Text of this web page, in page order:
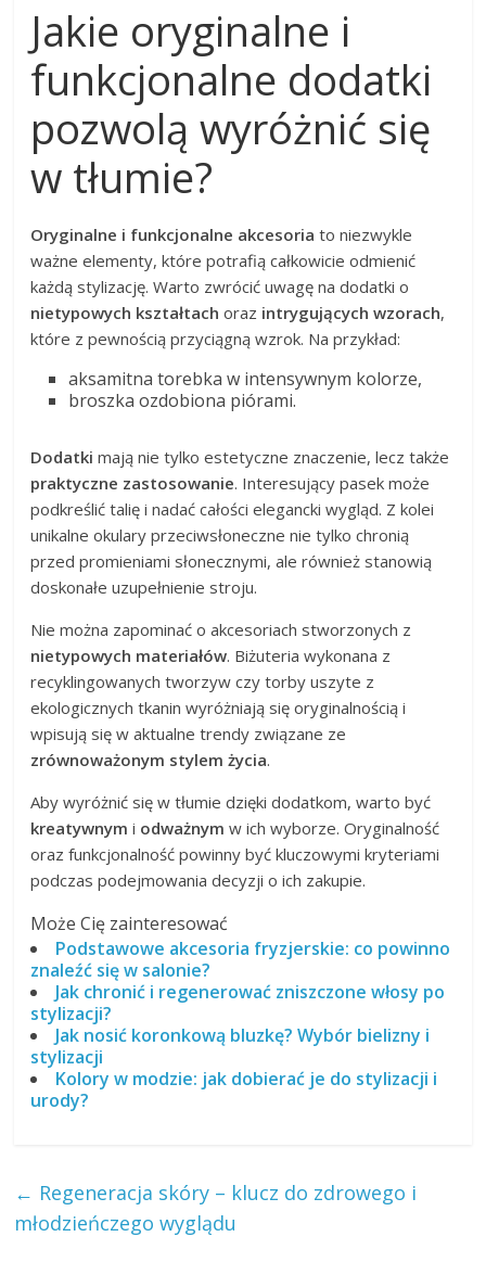
Jakie oryginalne i
funkcjonalne dodatki
pozwolą wyróżnić się
w tłumie?
Oryginalne i funkcjonalne akcesoria to niezwykle
ważne elementy, które potrafią całkowicie odmienić
każdą stylizację. Warto zwrócić uwagę na dodatki o
nietypowych kształtach oraz intrygujących wzorach,
które z pewnością przyciągną wzrok. Na przykład:
aksamitna torebka w intensywnym kolorze,
broszka ozdobiona piórami.
Dodatki mają nie tylko estetyczne znaczenie, lecz także
praktyczne zastosowanie. Interesujący pasek może
podkreślić talię i nadać całości elegancki wygląd. Z kolei
unikalne okulary przeciwsłoneczne nie tylko chronią
przed promieniami słonecznymi, ale również stanowią
doskonałe uzupełnienie stroju.
Nie można zapominać o akcesoriach stworzonych z
nietypowych materiałów. Biżuteria wykonana z
recyklingowanych tworzyw czy torby uszyte z
ekologicznych tkanin wyróżniają się oryginalnością i
wpisują się w aktualne trendy związane ze
zrównoważonym stylem życia.
Aby wyróżnić się w tłumie dzięki dodatkom, warto być
kreatywnym i odważnym w ich wyborze. Oryginalność
oraz funkcjonalność powinny być kluczowymi kryteriami
podczas podejmowania decyzji o ich zakupie.
Może Cię zainteresować
Podstawowe akcesoria fryzjerskie: co powinno
znaleźć się w salonie?
Jak chronić i regenerować zniszczone włosy po
stylizacji?
Jak nosić koronkową bluzkę? Wybór bielizny i
stylizacji
Kolory w modzie: jak dobierać je do stylizacji i
urody?
← Regeneracja skóry – klucz do zdrowego i
młodzieńczego wyglądu